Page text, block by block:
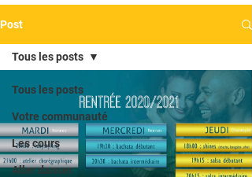
Post
Tous les posts
Votre communauté
Les cours
Aller danser
Tous les posts